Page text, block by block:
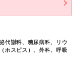
代謝科、糖尿病科、リウ
ホスピス）、外科、呼吸